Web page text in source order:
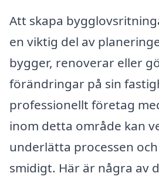
Att skapa
en viktig del av
bygger, renoverar eller
förändringar på sin
professionellt företag
inom detta område kan
underlätta processen
smidigt. Här är några av